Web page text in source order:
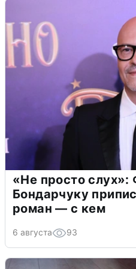
«Не просто слух»:
Бондарчуку
роман — с кем
6 августа 93